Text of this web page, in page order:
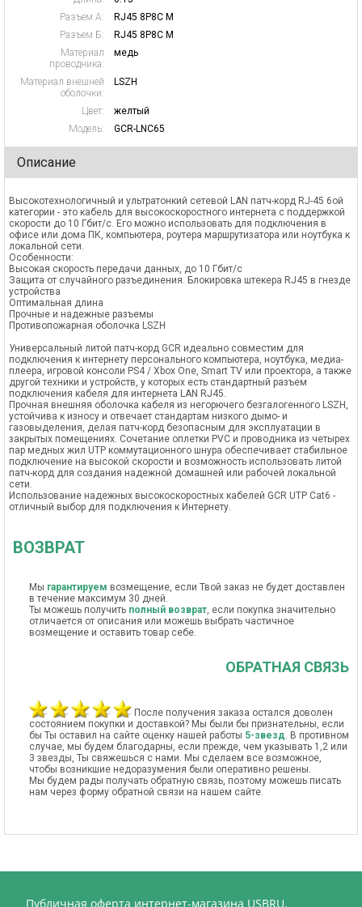
Разъем А:
RJ45 8P8C M
Разъем Б:
RJ45 8P8C M
Материал
проводника:
медь
Материал внешней
оболочки:
LSZH
Цвет:
желтый
Модель:
GCR-LNC65
Описание
Высокотехнологичный и ультратонкий сетевой LAN патч-корд RJ-45 6ой
категории - это кабель для высокоскоростного интернета с поддержкой
скорости до 10 Гбит/с. Его можно использовать для подключения в
офисе или дома ПК, компьютера, роутера маршрутизатора или ноутбука к
локальной сети.
Особенности:
Высокая скорость передачи данных, до 10 Гбит/с
Защита от случайного разъединения. Блокировка штекера RJ45 в гнезде
устройства
Оптимальная длина
Прочные и надежные разъемы
Противопожарная оболочка LSZH
Универсальный литой патч-корд GCR идеально совместим для
подключения к интернету персонального компьютера, ноутбука, медиа-
плеера, игровой консоли PS4 / Xbox One, Smart TV или проектора, а также
другой техники и устройств, у которых есть стандартный разъем
подключения кабеля для интернета LAN RJ45.
Прочная внешняя оболочка кабеля из негорючего безгалогенного LSZH,
устойчива к износу и отвечает стандартам низкого дымо- и
газовыделения, делая патч-корд безопасным для эксплуатации в
закрытых помещениях. Сочетание оплетки PVC и проводника из четырех
пар медных жил UTP коммутационного шнура обеспечивает стабильное
подключение на высокой скорости и возможность использовать литой
патч-корд для создания надежной домашней или рабочей локальной
сети.
Использование надежных высокоскоростных кабелей GCR UTP Cat6 -
отличный выбор для подключения к Интернету.
ВОЗВРАТ
Мы гарантируем возмещение, если Твой заказ не будет доставлен
в течение максимум 30 дней.
Ты можешь получить полный возврат, если покупка значительно
отличается от описания или можешь выбрать частичное
возмещение и оставить товар себе.
ОБРАТНАЯ СВЯЗЬ
После получения заказа остался доволен
состоянием покупки и доставкой? Мы были бы признательны, если
бы Ты оставил на сайте оценку нашей работы 5-звезд. В противном
случае, мы будем благодарны, если прежде, чем указывать 1,2 или
3 звезды, Ты свяжешься с нами. Мы сделаем все возможное,
чтобы возникшие недоразумения были оперативно решены.
Мы будем рады получать обратную связь, поэтому можешь писать
нам через форму обратной связи на нашем сайте.
Публичная оферта интернет-магазина USBRU.